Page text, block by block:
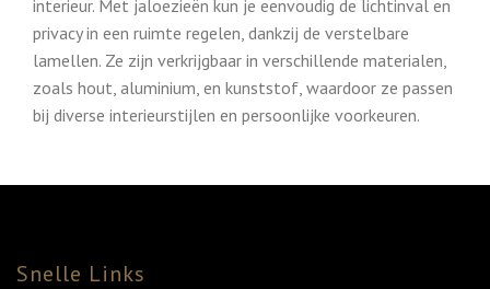
interieur. Met jaloezieën kun je eenvoudig de lichtinval en
privacy in een ruimte regelen, dankzij de verstelbare
lamellen. Ze zijn verkrijgbaar in verschillende materialen,
zoals hout, aluminium, en kunststof, waardoor ze passen
bij diverse interieurstijlen en persoonlijke voorkeuren.
Snelle Links